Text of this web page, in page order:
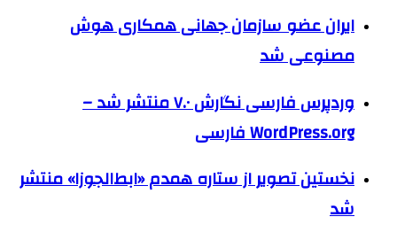
ایران عضو سازمان جهانی همکاری هوش
مصنوعی شد
وردپرس فارسی نگارش ۷.۰ منتشر شد –
WordPress.org فارسی
نخستین تصویر از ستاره همدم «ابط‌الجوزا» منتشر
شد